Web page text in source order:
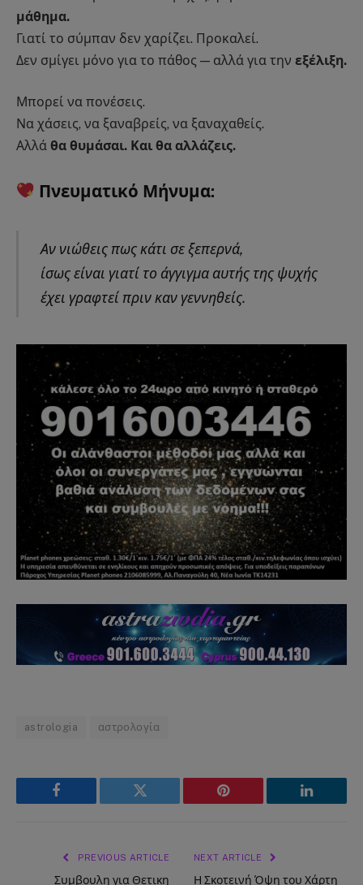
μάθημα.
Γιατί το σύμπαν δεν χαρίζει. Προκαλεί.
Δεν σμίγει μόνο για το πάθος — αλλά για την εξέλιξη.
Μπορεί να πονέσεις.
Να χάσεις, να ξαναβρείς, να ξαναχαθείς.
Αλλά θα θυμάσαι. Και θα αλλάζεις.
Πνευματικό Μήνυμα:
Αν νιώθεις πως κάτι σε ξεπερνά,
ίσως είναι γιατί το άγγιγμα αυτής της ψυχής
έχει γραφτεί πριν καν γεννηθείς.
astrologia αστρολογία
Facebook Twitter Pinterest LinkedIn
PREVIOUS ARTICLE
Συμβουλη για Θετικη
NEXT ARTICLE
Η Σκοτεινή Όψη του Χάρτη